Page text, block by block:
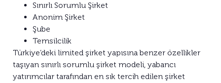
Sınırlı Sorumlu Şirket
Anonim Şirket
Şube
Temsilcilik
Türkiye’deki limited şirket yapısına benzer özellikler
taşıyan sınırlı sorumlu şirket modeli, yabancı
yatırımcılar tarafından en sık tercih edilen şirket